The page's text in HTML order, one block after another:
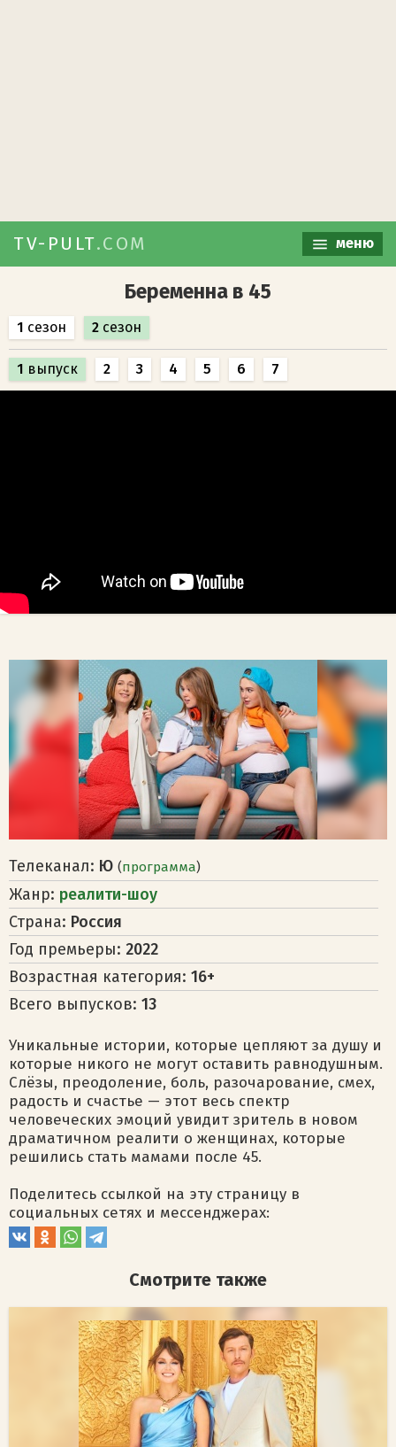
TV-PULT.COM меню
Беременна в 45
1 сезон 2 сезон
1 выпуск 2 3 4 5 6 7
Телеканал: Ю (программа)
Жанр: реалити-шоу
Страна: Россия
Год премьеры: 2022
Возрастная категория: 16+
Всего выпусков: 13
Уникальные истории, которые цепляют за душу и
которые никого не могут оставить равнодушным.
Слёзы, преодоление, боль, разочарование, смех,
радость и счастье — этот весь спектр
человеческих эмоций увидит зритель в новом
драматичном реалити о женщинах, которые
решились стать мамами после 45.
Поделитесь ссылкой на эту страницу в
социальных сетях и мессенджерах:
Смотрите также